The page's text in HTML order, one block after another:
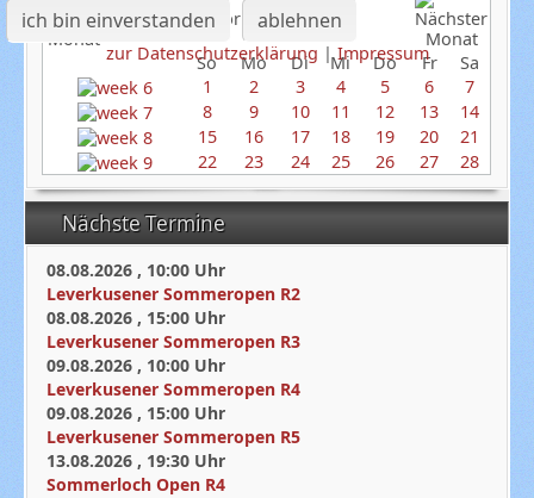
Februar 2026
So
Mo Di Mi Do Fr
Sa
1
2 3 4 5 6
7
8
9 10 11 12 13
14
15
16 17 18 19 20
21
22
23 24 25 26 27 28
Nächste Termine
08.08.2026 , 10:00 Uhr
Leverkusener Sommeropen R2
08.08.2026 , 15:00 Uhr
Leverkusener Sommeropen R3
09.08.2026 , 10:00 Uhr
Leverkusener Sommeropen R4
09.08.2026 , 15:00 Uhr
Leverkusener Sommeropen R5
13.08.2026 , 19:30 Uhr
Sommerloch Open R4
ich bin einverstanden ablehnen
zur Datenschutzerklärung |Impressum